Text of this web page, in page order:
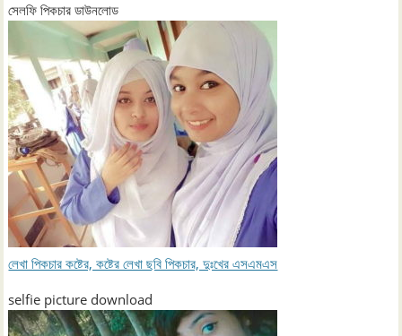
সেলফি পিকচার ডাউনলোড
লেখা পিকচার কষ্টের, কষ্টের লেখা ছবি পিকচার, দুঃখের এসএমএস
selfie picture download